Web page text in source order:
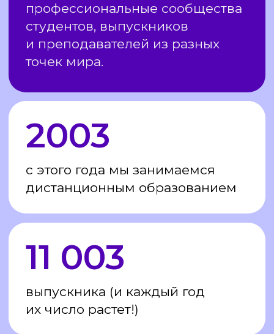
ОБСУДИТЕ
ОБУЧЕНИЕ С НАМИ
Оставьте заявку — мы перезвоним
и расскажем подробнее
преподавателях и дипломах
+7
Записаться на бесплатную
консультацию